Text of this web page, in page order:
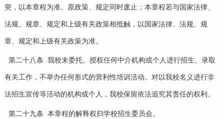
突，以本章程为准。原政策、规定同时废止；本章程若与国家法律、
法规、规章、规定和上级有关政策相抵触，以国家法律、法规、规
章、规定和上级有关政策为准。
第二十八条 我校未委托、授权任何中介机构或个人进行招生、录取
有关工作，不举办任何形式的营利性培训活动。对以我校名义进行非
法招生宣传等活动的机构或个人，我校保留依法追究其责任的权利。
第二十九条 本章程的解释权归学校招生委员会。